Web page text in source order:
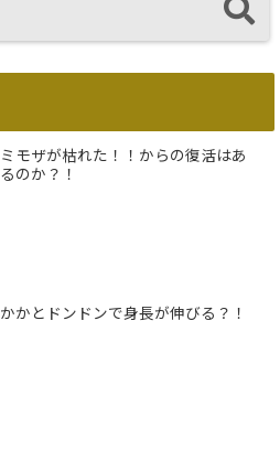
ミモザが枯れた！！からの復活はあ
るのか？！
かかとドンドンで身長が伸びる？！